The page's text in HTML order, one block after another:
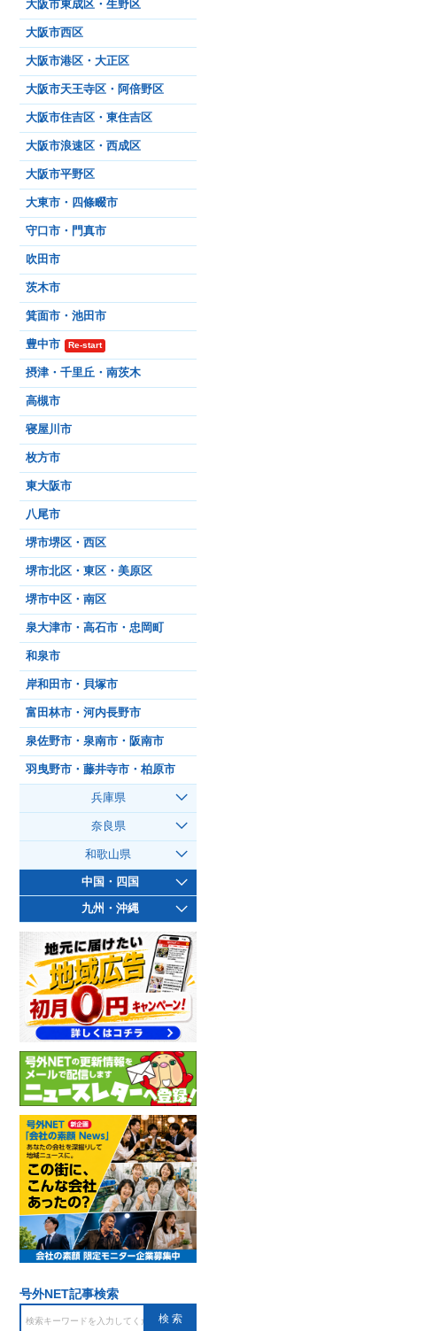
大阪市東成区・生野区
大阪市西区
大阪市港区・大正区
大阪市天王寺区・阿倍野区
大阪市住吉区・東住吉区
大阪市浪速区・西成区
大阪市平野区
大東市・四條畷市
守口市・門真市
吹田市
茨木市
箕面市・池田市
豊中市 Re-start
摂津・千里丘・南茨木
高槻市
寝屋川市
枚方市
東大阪市
八尾市
堺市堺区・西区
堺市北区・東区・美原区
堺市中区・南区
泉大津市・高石市・忠岡町
和泉市
岸和田市・貝塚市
富田林市・河内長野市
泉佐野市・泉南市・阪南市
羽曳野市・藤井寺市・柏原市
兵庫県
奈良県
和歌山県
中国・四国
九州・沖縄
号外NET記事検索